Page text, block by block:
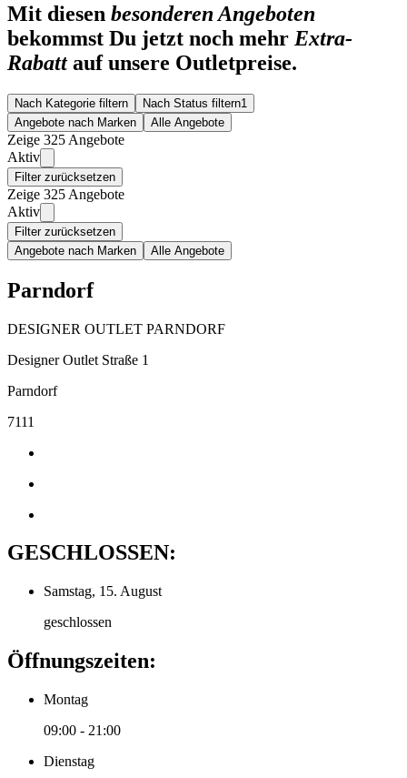
Mit diesen besonderen Angeboten
bekommst Du jetzt noch mehr Extra-
Rabattauf unsere Outletpreise.
Nach Kategorie filtern Nach Status filtern1
Angebote nach Marken
Alle Angebote
Zeige 325 Angebote
Aktiv
Filter zurücksetzen
Zeige 325 Angebote
Aktiv
Filter zurücksetzen
Angebote nach Marken
Alle Angebote
Parndorf
DESIGNER OUTLET PARNDORF
Designer Outlet Straße 1
Parndorf
7111
GESCHLOSSEN:
Samstag, 15. August
geschlossen
Öffnungszeiten:
Montag
09:00 - 21:00
Dienstag